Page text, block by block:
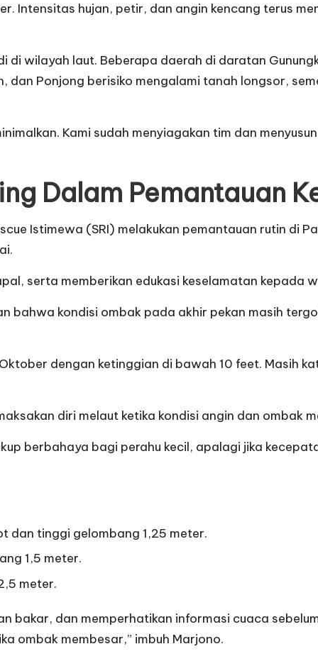
Intensitas hujan, petir, dan angin kencang terus
wilayah laut. Beberapa daerah di daratan
Ponjong berisiko mengalami tanah longsor,
Kami sudah menyiagakan tim dan
Dalam Pemantauan
Istimewa (SRI) melakukan pemantauan rutin di
serta memberikan edukasi keselamatan kepada
bahwa kondisi ombak pada akhir pekan masih
dengan ketinggian di bawah 10 feet. Masih
diri melaut ketika kondisi angin dan ombak
berbahaya bagi perahu kecil, apalagi jika
dan tinggi gelombang 1,25 meter.
1,5 meter.
meter.
bakar, dan memperhatikan informasi cuaca
ombak membesar,” imbuh Marjono.